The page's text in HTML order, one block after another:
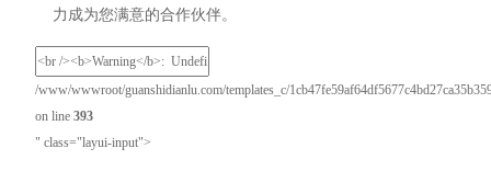
力成为您满意的合作伙伴。
/www/wwwroot/guanshidianlu.com/templates_c/
on line 393
" class="layui-input">